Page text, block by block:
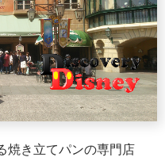
焼き立てパンの専門店